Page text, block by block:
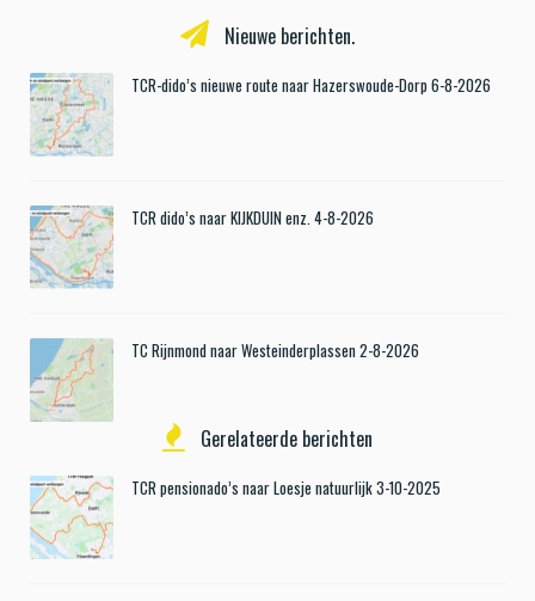
Nieuwe berichten.
TCR-dido’s nieuwe route naar Hazerswoude-Dorp 6-8-2026
TCR dido’s naar KIJKDUIN enz. 4-8-2026
TC Rijnmond naar Westeinderplassen 2-8-2026
Gerelateerde berichten
TCR pensionado’s naar Loesje natuurlijk 3-10-2025